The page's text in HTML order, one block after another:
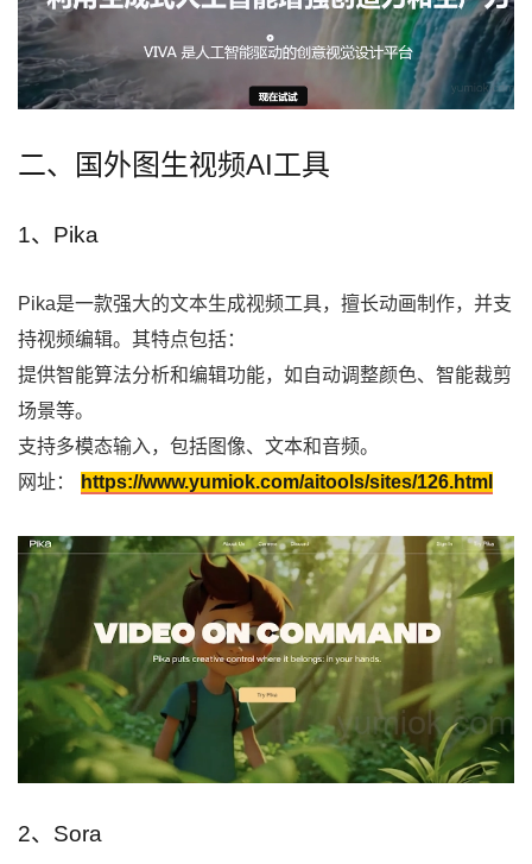
二、国外图生视频AI工具
1、Pika
Pika是一款强大的文本生成视频工具，擅长动画制作，并支
持视频编辑。其特点包括：
提供智能算法分析和编辑功能，如自动调整颜色、智能裁剪
场景等。
支持多模态输入，包括图像、文本和音频。
网址：
https://www.yumiok.com/aitools/sites/126.html
2、Sora